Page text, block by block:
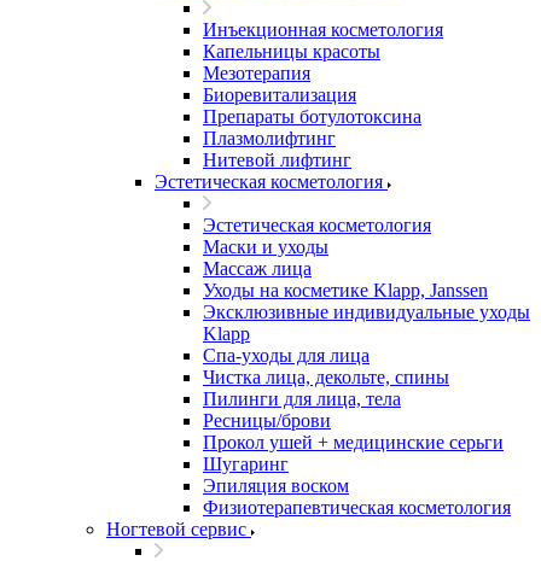
Инъекционная косметология
Капельницы красоты
Мезотерапия
Биоревитализация
Препараты ботулотоксина
Плазмолифтинг
Нитевой лифтинг
Эстетическая косметология
Эстетическая косметология
Маски и уходы
Массаж лица
Уходы на косметике Klapp, Janssen
Эксклюзивные индивидуальные уходы
Klapp
Спа-уходы для лица
Чистка лица, декольте, спины
Пилинги для лица, тела
Ресницы/брови
Прокол ушей + медицинские серьги
Шугаринг
Эпиляция воском
Физиотерапевтическая косметология
Ногтевой сервис